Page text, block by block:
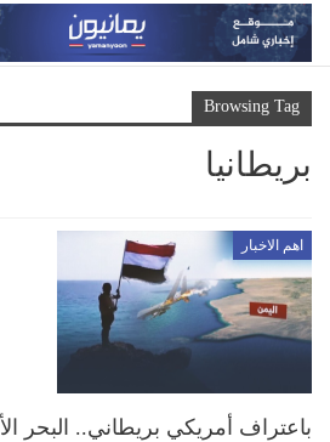
Browsing Tag
بريطانيا
اهم الاخبار
باعتراف أمريكي بريطاني.. البحر